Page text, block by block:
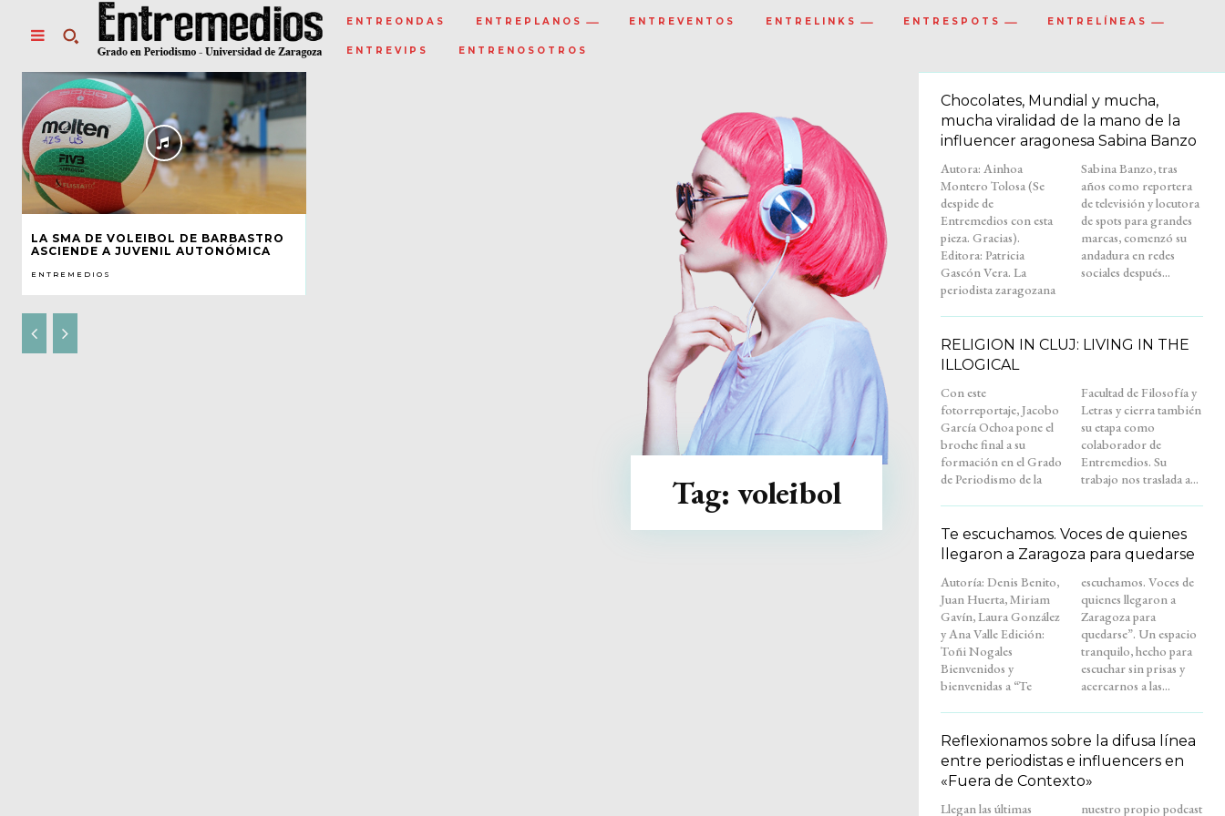
ENTREONDAS ENTREPLANOS ENTREVENTOS ENTRELINKS ENTRESPOTS ENTRELÍNEAS
ENTREVIPS ENTRENOSOTROS
LA SMA DE VOLEIBOL DE BARBASTRO
ASCIENDE A JUVENIL AUTONÓMICA
ENTREMEDIOS
Tag: voleibol
Chocolates, Mundial y mucha,
mucha viralidad de la mano de la
influencer aragonesa Sabina Banzo
Autora: Ainhoa
Montero Tolosa (Se
despide de
Entremedios con esta
pieza. Gracias).
Editora: Patricia
Gascón Vera. La
periodista zaragozana
Sabina Banzo, tras
años como reportera
de televisión y locutora
de spots para grandes
marcas, comenzó su
andadura en redes
sociales después...
RELIGION IN CLUJ: LIVING IN THE
ILLOGICAL
Con este
fotorreportaje, Jacobo
García Ochoa pone el
broche final a su
formación en el Grado
de Periodismo de la
Facultad de Filosofía y
Letras y cierra también
su etapa como
colaborador de
Entremedios. Su
trabajo nos traslada a...
Te escuchamos. Voces de quienes
llegaron a Zaragoza para quedarse
Autoría: Denis Benito,
Juan Huerta, Miriam
Gavín, Laura González
y Ana Valle Edición:
Toñi Nogales
Bienvenidos y
bienvenidas a “Te
escuchamos. Voces de
quienes llegaron a
Zaragoza para
quedarse”. Un espacio
tranquilo, hecho para
escuchar sin prisas y
acercarnos a las...
Reflexionamos sobre la difusa línea
entre periodistas e influencers en
«Fuera de Contexto»
Llegan las últimas
nuestro propio podcast